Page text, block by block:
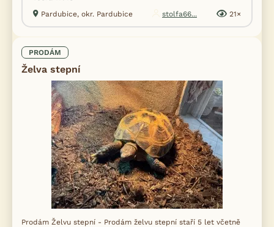
Pardubice, okr. Pardubice
stolfa66... 21×
PRODÁM
Želva stepní
Prodám Želvu stepní - Prodám želvu stepní staří 5 let včetně